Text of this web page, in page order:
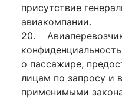
присутствие
авиакомпании.
20.
о пассажире,
лицам по запросу и
применимыми